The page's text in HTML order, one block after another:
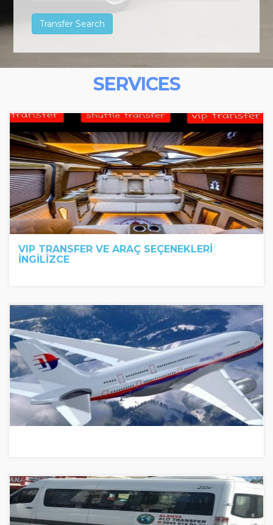
SERVICES
VIP TRANSFER VE ARAÇ SEÇENEKLERİ
İNGİLİZCE